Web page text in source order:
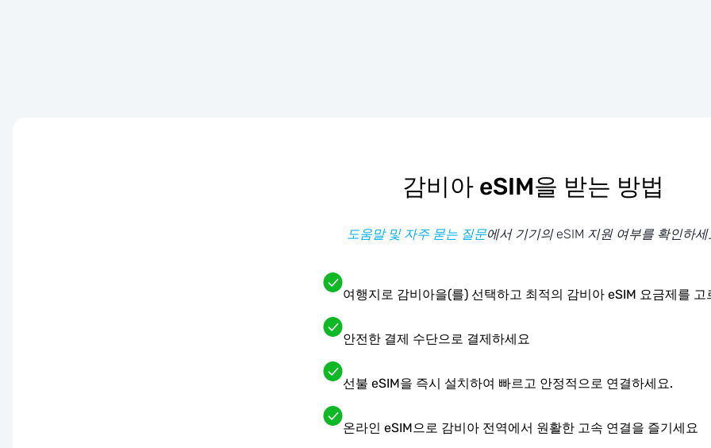
감비아 eSIM을 받는 방법
도움말 및 자주 묻는 질문에서 기기의 eSIM 지원 여부를 확인하세
여행지로 감비아을(를) 선택하고 최적의 감비아 eSIM 요금제를 고
안전한 결제 수단으로 결제하세요
선불 eSIM을 즉시 설치하여 빠르고 안정적으로 연결하세요.
온라인 eSIM으로 감비아 전역에서 원활한 고속 연결을 즐기세요